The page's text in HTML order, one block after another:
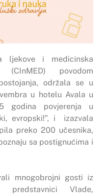
ljekove i medicinska
povodom
održala se u
u hotelu Avala u
godina povjerenja u
evropski!”, i izazvala
preko 200 učesnika,
sa postignućima i
mnogobrojni gosti iz
predstavnici Vlade,